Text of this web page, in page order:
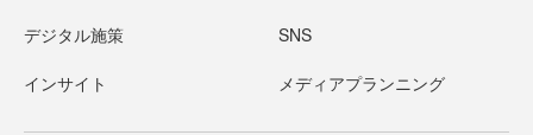
デジタル施策 SNS
インサイト メディアプランニング